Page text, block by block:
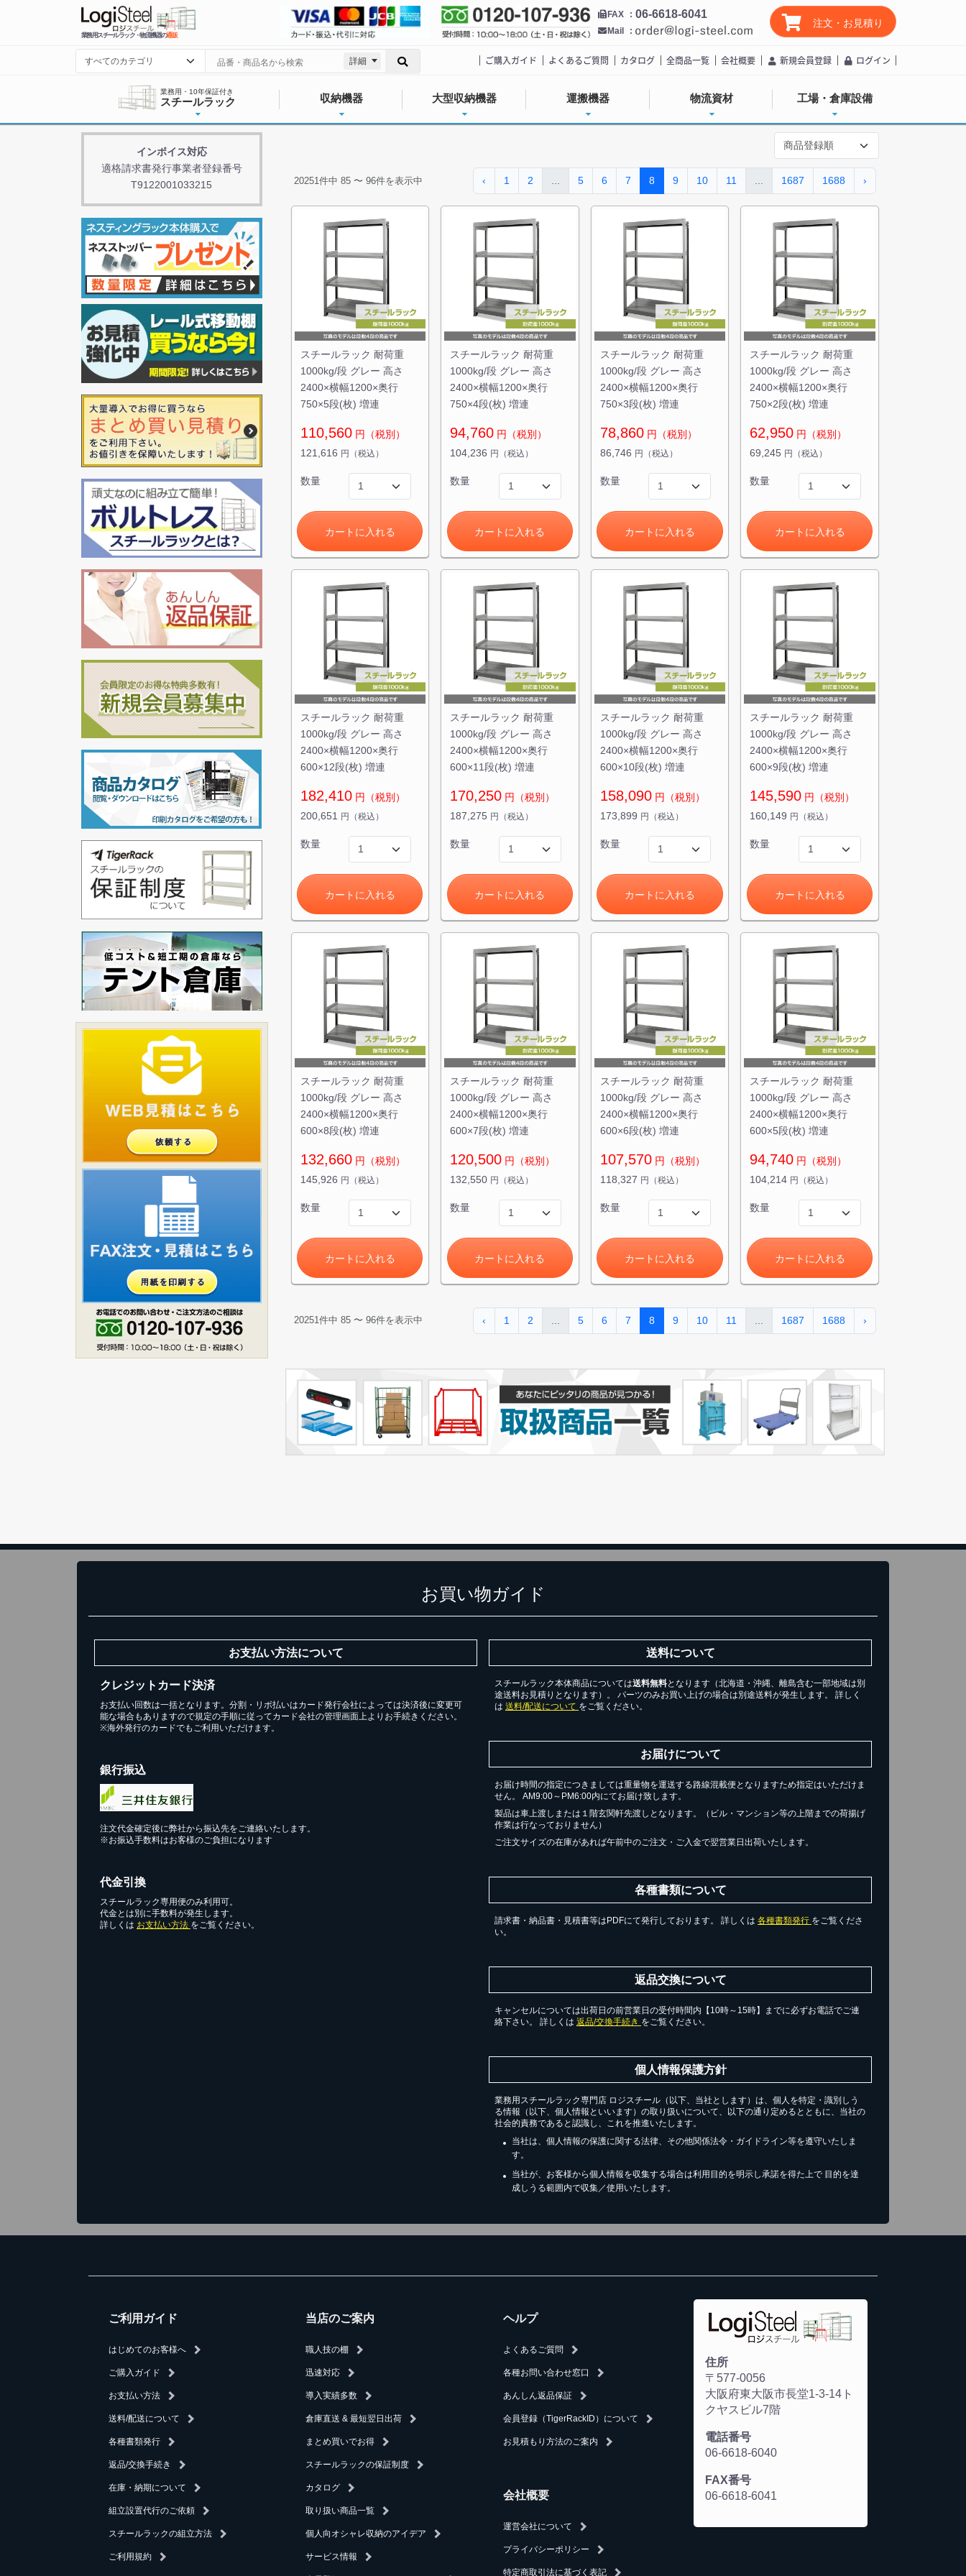
業務用スチールラック・物流機器の通販
詳細
FAX 06-6618-6041
Mail
注文・お見積り
ご購入ガイド よくあるご質問 カタログ 全商品一覧 会社概要 新規会員登録 ログイン
業務用・10年保証付き
スチールラック 収納機器 大型収納機器 運搬機器 物流資材 工場・倉庫設備
インボイス対応
適格請求書発行事業者登録番号
T9122001033215
20251 件中 85〜 96件を表示中 ‹ 1 2 5 6 7 8 9 10 11 1687 1688 ›
スチールラック 耐荷重
1000kg/段 グレー 高さ
2400×横幅1200×奥行
750×5段(枚) 増連
110,560円（税別）
121,616 円（税込）
数量
カートに入れる
スチールラック 耐荷重
1000kg/段 グレー 高さ
2400×横幅1200×奥行
750×4段(枚) 増連
94,760 円（税別）
104,236 円（税込）
数量
カートに入れる
スチールラック 耐荷重
1000kg/段 グレー 高さ
2400×横幅1200×奥行
750×3段(枚) 増連
78,860円（税別）
86,746 円（税込）
数量
カートに入れる
スチールラック 耐荷重
1000kg/段 グレー 高さ
2400×横幅1200×奥行
750×2段(枚) 増連
62,950 円（税別）
69,245 円（税込）
数量
カートに入れる
スチールラック 耐荷重
1000kg/段 グレー 高さ
2400×横幅1200×奥行
600×12段(枚) 増連
182,410円（税別）
200,651 円（税込）
数量
カートに入れる
スチールラック 耐荷重
1000kg/段 グレー 高さ
2400×横幅1200×奥行
600×11段(枚) 増連
170,250 円（税別）
187,275 円（税込）
数量
カートに入れる
スチールラック 耐荷重
1000kg/段 グレー 高さ
2400×横幅1200×奥行
600×10段(枚) 増連
158,090円（税別）
173,899 円（税込）
数量
カートに入れる
スチールラック 耐荷重
1000kg/段 グレー 高さ
2400×横幅1200×奥行
600×9段(枚) 増連
145,590 円（税別）
160,149 円（税込）
数量
カートに入れる
スチールラック 耐荷重
1000kg/段 グレー 高さ
2400×横幅1200×奥行
600×8段(枚) 増連
132,660円（税別）
145,926 円（税込）
数量
カートに入れる
スチールラック 耐荷重
1000kg/段 グレー 高さ
2400×横幅1200×奥行
600×7段(枚) 増連
120,500 円（税別）
132,550 円（税込）
数量
カートに入れる
スチールラック 耐荷重
1000kg/段 グレー 高さ
2400×横幅1200×奥行
600×6段(枚) 増連
107,570円（税別）
118,327 円（税込）
数量
カートに入れる
スチールラック 耐荷重
1000kg/段 グレー 高さ
2400×横幅1200×奥行
600×5段(枚) 増連
94,740 円（税別）
104,214 円（税込）
数量
カートに入れる
20251件中 85〜 96件を表示中 ‹ 1 2 5 6 7 8 9 10 11 1687 1688 ›
お買い物ガイド
お支払い方法について
クレジットカード決済
お支払い回数は一括となります。分割・リボ払いはカード発行会社によっては決済後に変更可
能な場合もありますので規定の手順に従ってカード会社の管理画面上よりお手続きください。
※海外発行のカードでもご利用いただけます。
銀行振込
注文代金確定後に弊社から振込先をご連絡いたします。
※お振込手数料はお客様のご負担になります
代金引換
スチールラック専用便のみ利用可。
代金とは別に手数料が発生します。
詳しくは お支払い方法 をご覧ください。
送料について
スチールラック本体商品については送料無料となります（北海道・沖縄、離島含む一部地域は別
途送料お見積りとなります）。 パーツのみお買い上げの場合は別途送料が発生します。 詳しく
は 送料/配送について をご覧ください。
お届けについて
お届け時間の指定につきましては重量物を運送する路線混載便となりますため指定はいただけま
せん。 AM9:00～PM6:00内にてお届け致します。
製品は車上渡しまたは１階玄関軒先渡しとなります。（ビル・マンション等の上階までの荷揚げ
作業は行なっておりません）
ご注文サイズの在庫があれば午前中のご注文・ご入金で翌営業日出荷いたします。
各種書類について
請求書・納品書・見積書等はPDFにて発行しております。 詳しくは 各種書類発行 をご覧くださ
い。
返品交換について
キャンセルについては出荷日の前営業日の受付時間内【10時～15時】までに必ずお電話でご連
絡下さい。 詳しくは 返品/交換手続き をご覧ください。
個人情報保護方針
業務用スチールラック専門店 ロジスチール（以下、当社とします）は、個人を特定・識別しう
る情報（以下、個人情報といいます）の取り扱いについて、以下の通り定めるとともに、当社の
社会的責務であると認識し、これを推進いたします。
当社は、個人情報の保護に関する法律、その他関係法令・ガイドライン等を遵守いたしま
す。
当社が、お客様から個人情報を収集する場合は利用目的を明示し承諾を得た上で 目的を達
成しうる範囲内で収集／使用いたします。
ご利用ガイド
はじめてのお客様へ
ご購入ガイド
お支払い方法
送料/配送について
各種書類発行
返品/交換手続き
在庫・納期について
組立設置代行のご依頼
スチールラックの組立方法
ご利用規約
当店のご案内
職人技の棚
迅速対応
導入実績多数
倉庫直送 & 最短翌日出荷
まとめ買いでお得
スチールラックの保証制度
カタログ
取り扱い商品一覧
個人向オシャレ収納のアイデア
サービス情報
ヘルプ
よくあるご質問
各種お問い合わせ窓口
あんしん返品保証
会員登録（TigerRackID）について
お見積もり方法のご案内
会社概要
運営会社について
プライバシーポリシー
特定商取引法に基づく表記
住所
〒577-0056
大阪府東大阪市長堂1-3-14ト
クヤスビル7階
電話番号
06-6618-6040
FAX番号
06-6618-6041
カートに追加しました。
スチールラック3台以上の場合、見積書にてお値引き保証いたします！